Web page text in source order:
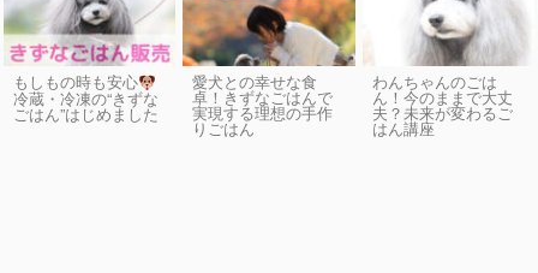
もしもの時も安心
冷蔵・冷凍の“きずな
ごはん”はじめました
愛犬との幸せな食
卓！きずなごはんで
実現する理想の手作
りごはん
わんちゃんのごは
ん！今のままで大丈
夫？未来が変わるご
はん講座